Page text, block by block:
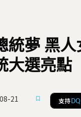
統夢 黑人
大選亮點
21 支持 DQ